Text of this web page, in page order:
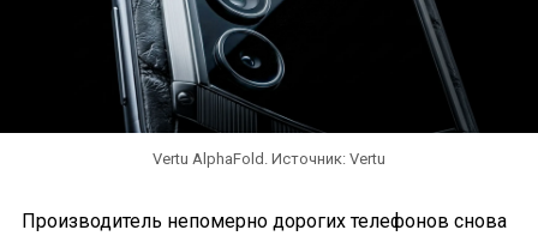
Vertu AlphaFold. Источник: Vertu
Производитель непомерно дорогих телефонов снова